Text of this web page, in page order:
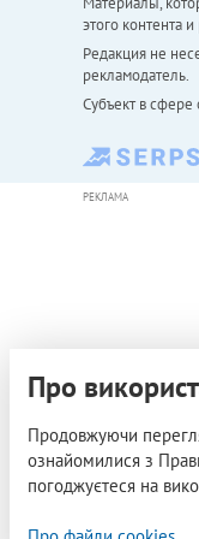
этого контента
Редакция не
рекламодатель.
Субъект в
РЕКЛАМА
Про
Продовжуючи
ознайомилися з
погоджуєтеся на